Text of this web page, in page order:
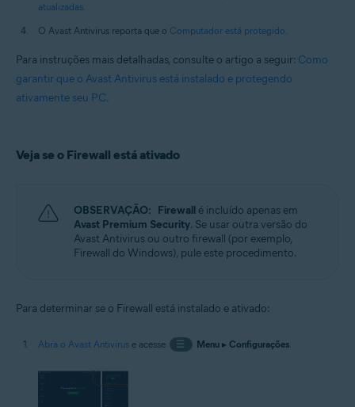
atualizadas.
O Avast Antivirus reporta que o Computador está protegido.
Para instruções mais detalhadas, consulte o artigo a seguir: Como
garantir que o Avast Antivirus está instalado e protegendo
ativamente seu PC.
Veja se o Firewall está ativado
OBSERVAÇÃO: Firewall é incluído apenas em
Avast Premium Security. Se usar outra versão do
Avast Antivirus ou outro firewall (por exemplo,
Firewall do Windows), pule este procedimento.
Para determinar se o Firewall está instalado e ativado:
Abra o Avast Antivirus e acesse ☰ Menu▸ Configurações.